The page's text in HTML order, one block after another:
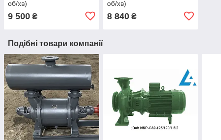
об/хв)
9 500 ₴
об/хв)
8 840₴
Подібні товари компанії